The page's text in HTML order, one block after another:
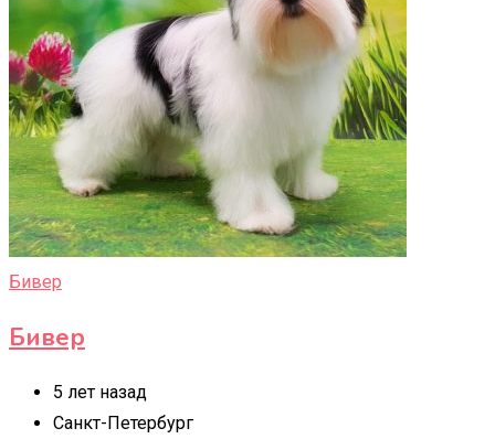
Бивер
Бивер
5 лет назад
Санкт-Петербург